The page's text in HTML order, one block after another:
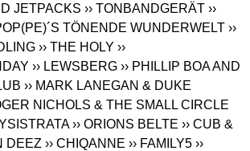
JETPACKS ›› TONBANDGERÄT ››
TÖNENDE WUNDERWELT ››
›› THE HOLY ››
›› LEWSBERG ›› PHILLIP BOA AND
›› MARK LANEGAN & DUKE
NICHOLS & THE SMALL CIRCLE
›› ORIONS BELTE ›› CUB &
DEEZ ›› CHIQANNE ›› FAMILY5 ››